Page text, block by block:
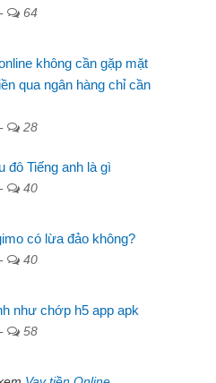
- 64
không cần gặp mặt
qua ngân hàng chỉ cần
- 28
đô Tiếng anh là gì
- 40
có lừa đảo không?
- 40
như chớp h5 app apk
- 58